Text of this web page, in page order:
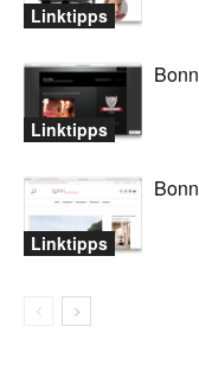
Linktipps
Linktipps
Linktipps